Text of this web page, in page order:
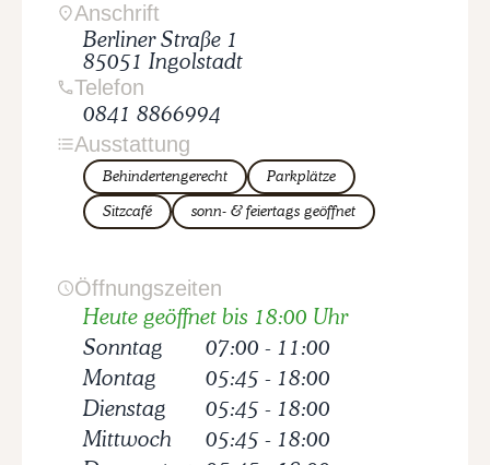
Anschrift
Berliner Straße 1
85051 Ingolstadt
Telefon
0841 8866994
Ausstattung
Behindertengerecht
Parkplätze
Sitzcafé
sonn- & feiertags geöffnet
Öffnungszeiten
Heute geöffnet bis 18:00 Uhr
Sonntag
07:00 - 11:00
Montag
05:45 - 18:00
Dienstag
05:45 - 18:00
Mittwoch
05:45 - 18:00